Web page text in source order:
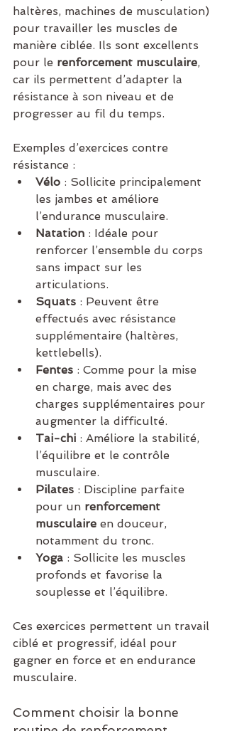
haltères, machines de musculation)
pour travailler les muscles de
manière ciblée. Ils sont excellents
pour le renforcement musculaire,
car ils permettent d’adapter la
résistance à son niveau et de
progresser au fil du temps.
Exemples d’exercices contre
résistance :
Vélo : Sollicite principalement
les jambes et améliore
l’endurance musculaire.
Natation : Idéale pour
renforcer l’ensemble du corps
sans impact sur les
articulations.
Squats : Peuvent être
effectués avec résistance
supplémentaire (haltères,
kettlebells).
Fentes : Comme pour la mise
en charge, mais avec des
charges supplémentaires pour
augmenter la difficulté.
Tai-chi : Améliore la stabilité,
l’équilibre et le contrôle
musculaire.
Pilates : Discipline parfaite
pour un renforcement
musculaire en douceur,
notamment du tronc.
Yoga : Sollicite les muscles
profonds et favorise la
souplesse et l’équilibre.
Ces exercices permettent un travail
ciblé et progressif, idéal pour
gagner en force et en endurance
musculaire.
Comment choisir la bonne